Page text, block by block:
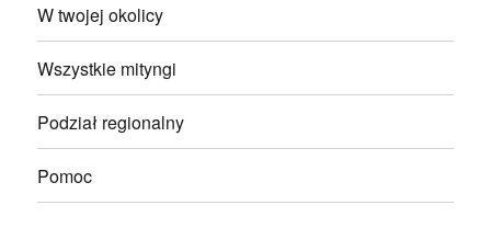
W twojej okolicy
Wszystkie mityngi
Podział regionalny
Pomoc